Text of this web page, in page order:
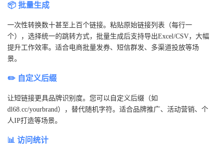
📦 批量生成
一次性转换数十甚至上百个链接。粘贴原始链接列表（每行一
个），选择统一的跳转方式，批量生成后支持导出Excel/CSV，大幅
提升工作效率。适合电商批量发券、短信群发、多渠道投放等场
景。
✏️ 自定义后缀
让短链接更具品牌识别度。您可以自定义后缀（如
dl68.cc/yourbrand），替代随机字符。适合品牌推广、活动营销、个
人IP打造等场景。
📊 访问统计